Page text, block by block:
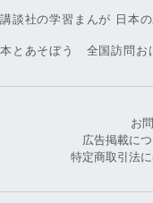
講談社の学習まんが 日本
本とあそぼう 全国訪問お
お
広告掲載に
特定商取引法